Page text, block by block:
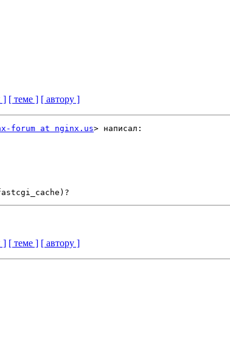
] [ теме ] [ автору ]
forum at nginx.us> написал:
] [ теме ] [ автору ]